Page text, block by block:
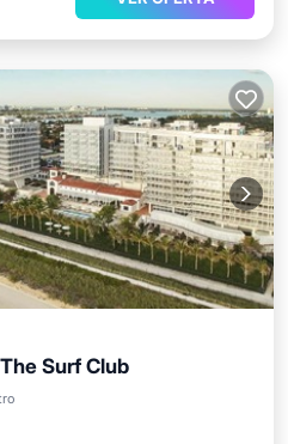
Surf Club
Bañera de hidromasaje
vehículos eléctricos